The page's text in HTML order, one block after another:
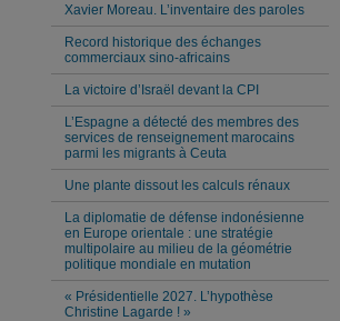
Xavier Moreau. L’inventaire des paroles
Record historique des échanges
commerciaux sino-africains
La victoire d’Israël devant la CPI
L’Espagne a détecté des membres des
services de renseignement marocains
parmi les migrants à Ceuta
Une plante dissout les calculs rénaux
La diplomatie de défense indonésienne
en Europe orientale : une stratégie
multipolaire au milieu de la géométrie
politique mondiale en mutation
« Présidentielle 2027. L’hypothèse
Christine Lagarde ! »